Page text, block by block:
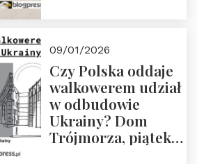
godz. 18:00.
Zapraszamy!
09/01/2026
Czy Polska oddaje
walkowerem udział
w odbudowie
Ukrainy? Dom
Trójmorza, piątek